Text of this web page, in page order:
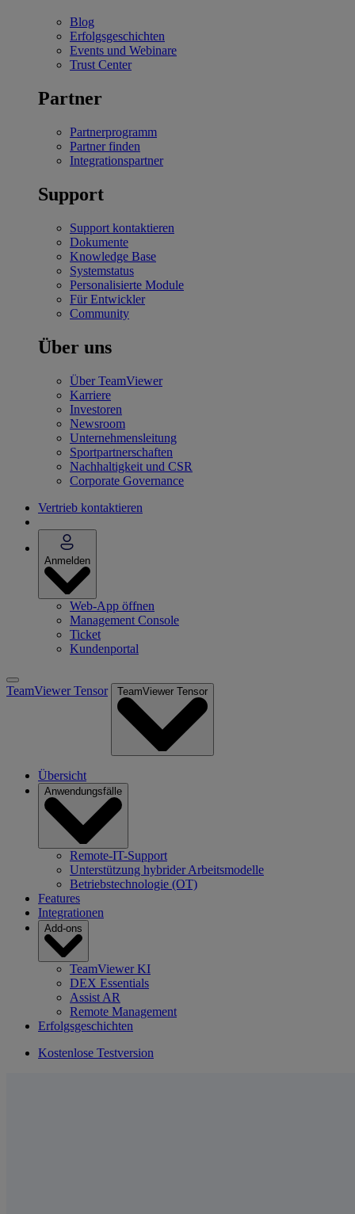
Blog
Erfolgsgeschichten
Events und Webinare
Trust Center
Partner
Partnerprogramm
Partner finden
Integrationspartner
Support
Support kontaktieren
Dokumente
Knowledge Base
Systemstatus
Personalisierte Module
Für Entwickler
Community
Über uns
Über TeamViewer
Karriere
Investoren
Newsroom
Unternehmensleitung
Sportpartnerschaften
Nachhaltigkeit und CSR
Corporate Governance
Vertrieb kontaktieren
Anmelden
Web-App öffnen
Management Console
Ticket
Kundenportal
TeamViewer Tensor TeamViewer Tensor
Übersicht
Anwendungsfälle
Remote-IT-Support
Unterstützung hybrider Arbeitsmodelle
Betriebstechnologie (OT)
Features
Integrationen
Add-ons
TeamViewer KI
DEX Essentials
Assist AR
Remote Management
Erfolgsgeschichten
Kostenlose Testversion